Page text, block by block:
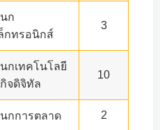
ก
กทรอนิกส์
3
กเทคโนโลยี
จดิจิทัล
10
กการตลาด 2